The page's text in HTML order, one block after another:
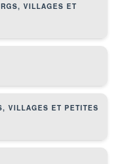
VILLAGES ET
VILLAGES ET PETITES